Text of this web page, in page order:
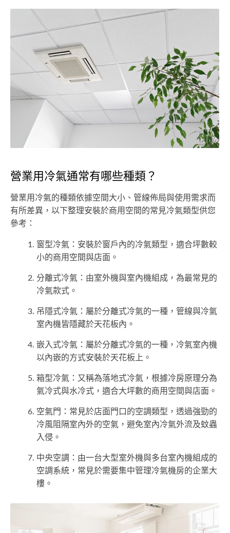
營業用冷氣通常有哪些種類？
營業用冷氣的種類依據空間大小、管線佈局與使用需求而
有所差異，以下整理安裝於商用空間的常見冷氣類型供您
參考：
窗型冷氣：安裝於窗戶內的冷氣類型，適合坪數較
小的商用空間與店面。
分離式冷氣：由室外機與室內機組成，為最常見的
冷氣款式。
吊隱式冷氣：屬於分離式冷氣的一種，管線與冷氣
室內機皆隱藏於天花板內。
嵌入式冷氣：屬於分離式冷氣的一種，冷氣室內機
以內嵌的方式安裝於天花板上。
箱型冷氣：又稱為落地式冷氣，根據冷房原理分為
氣冷式與水冷式，適合大坪數的商用空間與店面。
空氣門：常見於店面門口的空調類型，透過強勁的
冷風阻隔室內外的空氣，避免室內冷氣外流及蚊蟲
入侵。
中央空調：由一台大型室外機與多台室內機組成的
空調系統，常見於需要集中管理冷氣機房的企業大
樓。